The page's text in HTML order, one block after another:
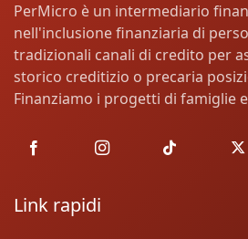
PerMicro è un intermediario
nell'inclusione finanziaria di
tradizionali canali di credito per
storico creditizio o precaria
Finanziamo i progetti di famiglie
Link rapidi